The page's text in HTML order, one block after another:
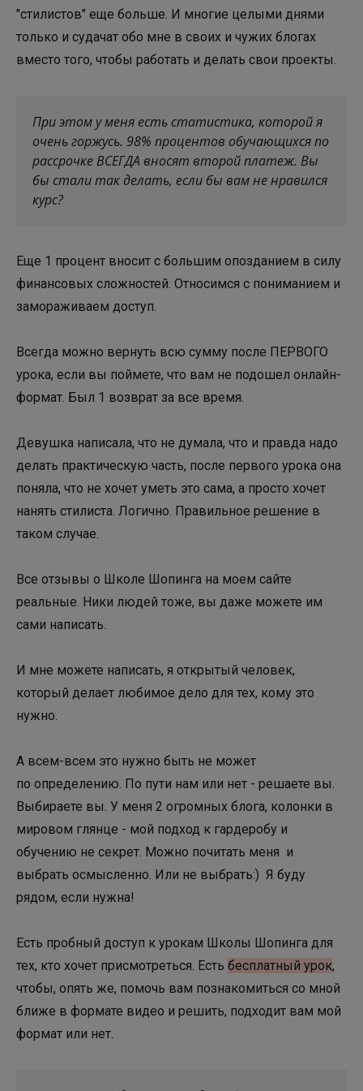
"стилистов" еще больше. И многие целыми днями
только и судачат обо мне в своих и чужих блогах
вместо того, чтобы работать и делать свои проекты.
При этом у меня есть статистика, которой я
очень горжусь. 98% процентов обучающихся по
рассрочке ВСЕГДА вносят второй платеж. Вы
бы стали так делать, если бы вам не нравился
курс?
Еще 1 процент вносит с большим опозданием в силу
финансовых сложностей. Относимся с пониманием и
замораживаем доступ.
Всегда можно вернуть всю сумму после ПЕРВОГО
урока, если вы поймете, что вам не подошел онлайн-
формат. Был 1 возврат за все время.
Девушка написала, что не думала, что и правда надо
делать практическую часть, после первого урока она
поняла, что не хочет уметь это сама, а просто хочет
нанять стилиста. Логично. Правильное решение в
таком случае.
Все отзывы о Школе Шопинга на моем сайте
реальные. Ники людей тоже, вы даже можете им
сами написать.
И мне можете написать, я открытый человек,
который делает любимое дело для тех, кому это
нужно.
А всем-всем это нужно быть не может
по определению. По пути нам или нет - решаете вы.
Выбираете вы. У меня 2 огромных блога, колонки в
мировом глянце - мой подход к гардеробу и
обучению не секрет. Можно почитать меня и
выбрать осмысленно. Или не выбрать:) Я буду
рядом, если нужна!
Есть пробный доступ к урокам Школы Шопинга для
тех, кто хочет присмотреться. Есть бесплатный урок,
чтобы, опять же, помочь вам познакомиться со мной
ближе в формате видео и решить, подходит вам мой
формат или нет.